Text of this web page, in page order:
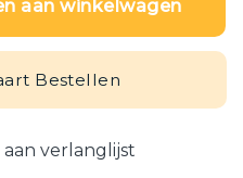
aan winkelwagen
Bestellen
verlanglijst